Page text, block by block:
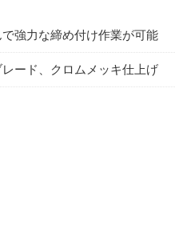
強力な締め付け作業が可能
ード、クロムメッキ仕上げ